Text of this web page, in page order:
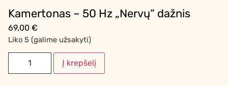
Kamertonas – 50 Hz „Nervų“ dažnis
69,00 €
Liko 5 (galime užsakyti)
Į krepšelį